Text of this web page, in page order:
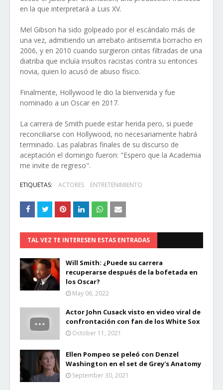
en la que interpretará a Luis XV.
Mel Gibson ha sido golpeado por el escándalo más de
una vez, admitiendo un arrebato antisemita borracho en
2006, y en 2010 cuando surgieron cintas filtradas de una
diatriba que incluía insultos racistas contra su entonces
novia, quien lo acusó de abuso físico.
Finalmente, Hollywood le dio la bienvenida y fue
nominado a un Oscar en 2017.
La carrera de Smith puede estar herida pero, si puede
reconciliarse con Hollywood, no necesariamente habrá
terminado. Las palabras finales de su discurso de
aceptación el domingo fueron: "Espero que la Academia
me invite de regreso".
ETIQUETAS: ACTORES ENTRETENIMIENTO
TAL VEZ TE INTERESEN ESTAS ENTRADAS
Will Smith: ¿Puede su carrera
recuperarse después de la bofetada en
los Oscar?
May 06, 2022
Actor John Cusack visto en video viral de
confrontación con fan de los White Sox
October 11, 2021
Ellen Pompeo se peleó con Denzel
Washington en el set de Grey's Anatomy
September 30, 2021